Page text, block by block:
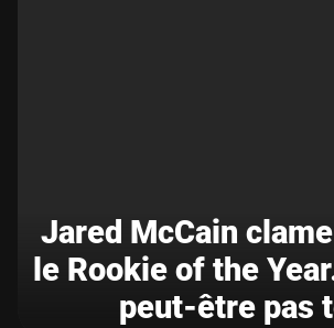
Jared McCain
le Rookie of the
peut-être pas